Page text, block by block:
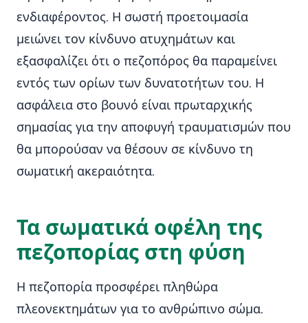
ενδιαφέροντος. Η σωστή προετοιμασία
μειώνει τον κίνδυνο ατυχημάτων και
εξασφαλίζει ότι ο πεζοπόρος θα παραμείνει
εντός των ορίων των δυνατοτήτων του. Η
ασφάλεια στο βουνό είναι πρωταρχικής
σημασίας για την αποφυγή τραυματισμών που
θα μπορούσαν να θέσουν σε κίνδυνο τη
σωματική ακεραιότητα.
Τα σωματικά οφέλη της
πεζοπορίας στη φύση
Η πεζοπορία προσφέρει πληθώρα
πλεονεκτημάτων για το ανθρώπινο σώμα.